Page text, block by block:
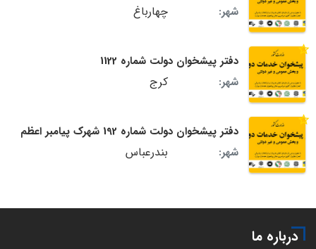
شهر:
چهارباغ
دفتر پیشخوان دولت شماره 1122
شهر:
کرج
دفتر پیشخوان دولت شماره 192 شهرک پیامبر اعظم
شهر:
بندرعباس
درباره ما